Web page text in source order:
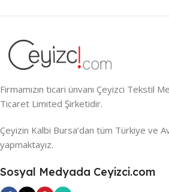
Firmamızın ticari ünvanı Çeyizci Tekstil
Ticaret Limited Şirketidir.
Çeyizin Kalbi Bursa’dan tüm Türkiye ve
yapmaktayız.
Sosyal Medyada Ceyizci.com